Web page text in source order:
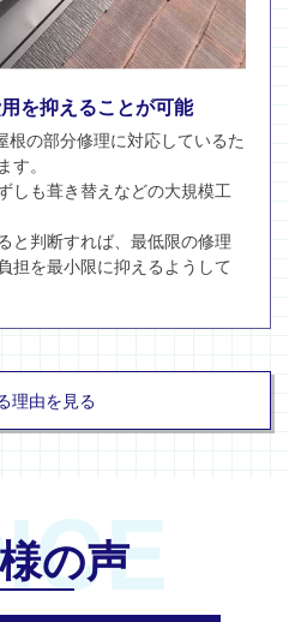
を抑えることが可能
の部分修理に対応しているた
。
しも葺き替えなどの大規模工
と判断すれば、最低限の修理
担を最小限に抑えるようして
理由を見る
の声